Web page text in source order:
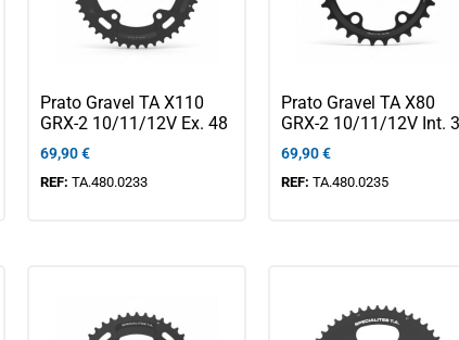
Prato Gravel TA X110
GRX-2 10/11/12V Ex. 48
69,90€
REF:TA.480.0233
Prato Gravel TA X80
GRX-2 10/11/12V Int.
69,90€
REF: TA.480.0235